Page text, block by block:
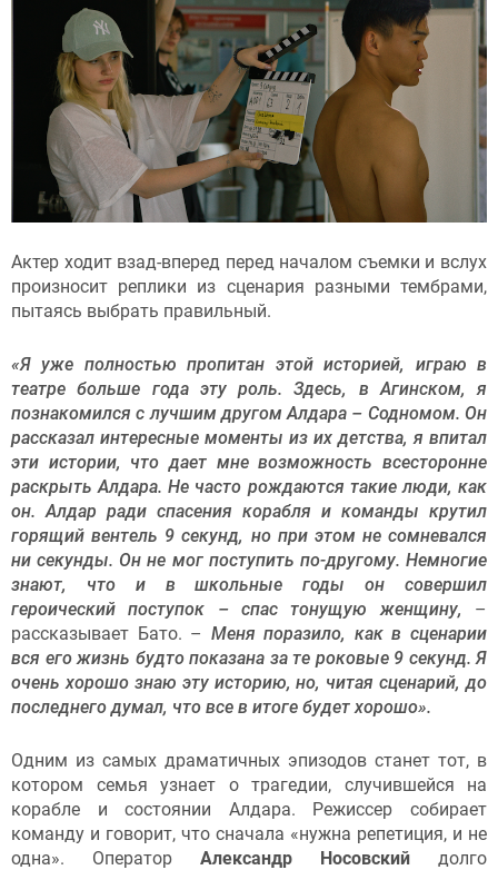
Актер ходит взад-вперед перед началом съемки и вслух
произносит реплики из сценария разными тембрами,
пытаясь выбрать правильный.
«Я уже полностью пропитан этой историей, играю в
театре больше года эту роль. Здесь, в Агинском, я
познакомился с лучшим другом Алдара – Содномом. Он
рассказал интересные моменты из их детства, я впитал
эти истории, что дает мне возможность всесторонне
раскрыть Алдара. Не часто рождаются такие люди, как
он. Алдар ради спасения корабля и команды крутил
горящий вентель 9 секунд, но при этом не сомневался
ни секунды. Он не мог поступить по-другому. Немногие
знают, что и в школьные годы он совершил
героический поступок – спас тонущую женщину, –
рассказывает Бато. – Меня поразило, как в сценарии
вся его жизнь будто показана за те роковые 9 секунд. Я
очень хорошо знаю эту историю, но, читая сценарий, до
последнего думал, что все в итоге будет хорошо».
Одним из самых драматичных эпизодов станет тот, в
котором семья узнает о трагедии, случившейся на
корабле и состоянии Алдара. Режиссер собирает
команду и говорит, что сначала «нужна репетиция, и не
одна». Оператор Александр Носовский долго